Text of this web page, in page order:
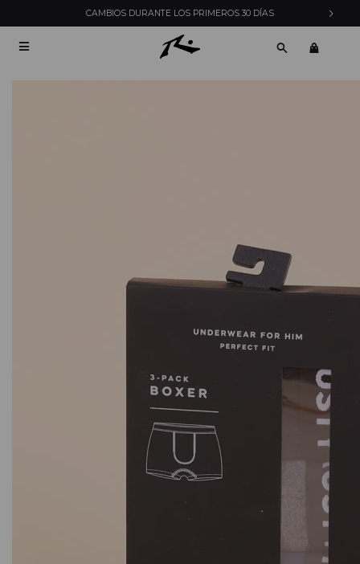
CAMBIOS DURANTE LOS PRIMEROS 30 DÍAS
